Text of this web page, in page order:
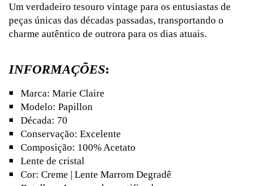
Um verdadeiro tesouro vintage para os entusiastas de
peças únicas das décadas passadas, transportando o
charme autêntico de outrora para os dias atuais.
INFORMAÇÕES:
Marca: Marie Claire
Modelo: Papillon
Década: 70
Conservação: Excelente
Composição: 100% Acetato
Lente de cristal
Cor: Creme | Lente Marrom Degradê